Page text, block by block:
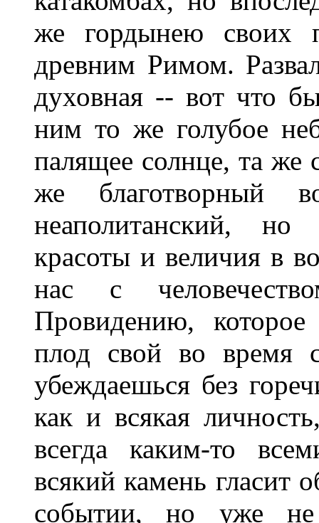
же гордынею своих
древним Римом.
духовная -- вот что
ним то же голубое
палящее солнце, та же
же благотворный
неаполитанский,
красоты и величия в
нас с
Провидению,
плод свой во время
убеждаешься без
как и всякая
всегда каким-то
всякий камень гласит
событии, но уже не